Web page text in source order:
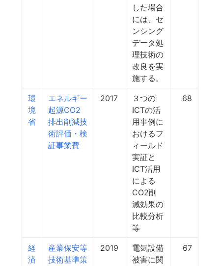
した場合
には、セ
ンシング
データ処
理技術の
改良を実
施する。
環
境
省
エネルギー
起源CO2
排出削減技
術評価・検
証事業費
2017
３つの
ICTの活
用事例に
おけるフ
ィールド
実証と
ICT活用
による
CO2削
減効果の
比較分析
等
68
経
済
産業保安等
技術基準策
2019
電気設備
被害に関
67